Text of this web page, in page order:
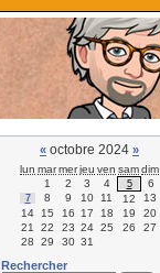
« octobre 2024 »
lun marmerjeu ven samdim
1
2 3 4 5 6
7 8 9 10 11 12
13
14
15 16 17 18 19
20
21
22 23 24 25 26
27
28
29 30 31
Rechercher